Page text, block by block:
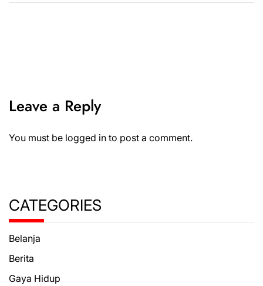
Leave a Reply
You must be logged in to post a comment.
CATEGORIES
Belanja
Berita
Gaya Hidup